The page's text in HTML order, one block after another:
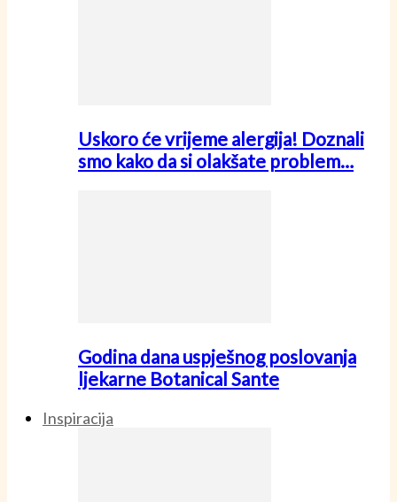
Uskoro će vrijeme alergija! Doznali
smo kako da si olakšate problem…
Godina dana uspješnog poslovanja
ljekarne Botanical Sante
Inspiracija